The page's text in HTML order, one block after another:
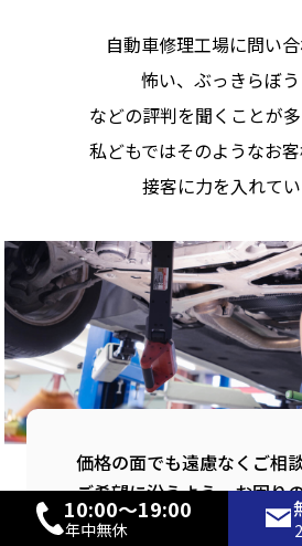
自動車修理工場に問い合
怖い、ぶっきらぼう
などの評判を聞くことが多
私どもではそのようなお
接客に力を入れてい
価格の面でも遠慮なくご相
ご希望に沿うよう、お困り
お問い合わせください。
10:00〜19:00
年中無休